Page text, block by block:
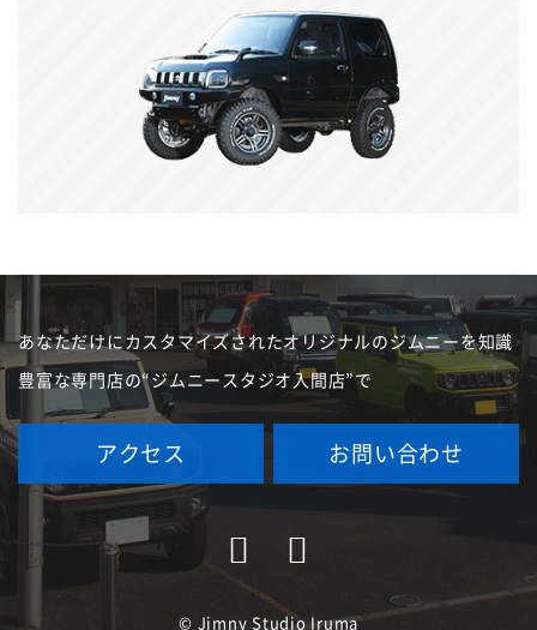
あなただけにカスタマイズされたオリジナルのジムニーを知識
豊富な専門店の“ジムニースタジオ入間店”で
アクセス お問い合わせ
© Jimny Studio Iruma